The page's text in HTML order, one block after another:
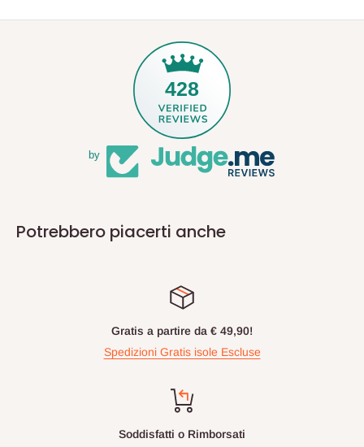
428
by
Potrebbero piacerti anche
Gratis a partire da € 49,90!
Spedizioni Gratis isole Escluse
Soddisfatti o Rimborsati